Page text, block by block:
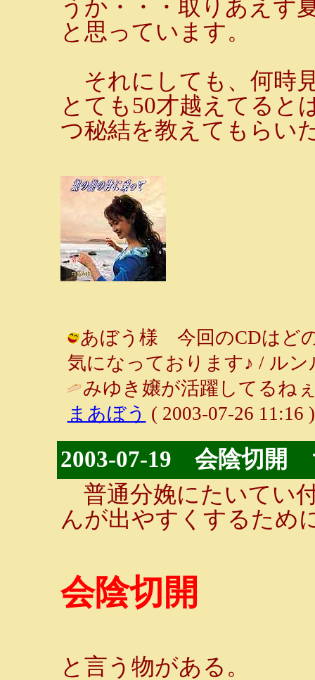
うか・・・取りあえず
と思っています。
それにしても、何時
とても50才越えてると
つ秘結を教えてもらい
あぼう様 今回のCDはど
気になっております♪ / ルン
みゆき嬢が活躍してるね
まあぼう ( 2003-07-26 11:16 )
2003-07-19 会陰切開
普通分娩にたいてい
んが出やすくするため
会陰切開
と言う物がある。